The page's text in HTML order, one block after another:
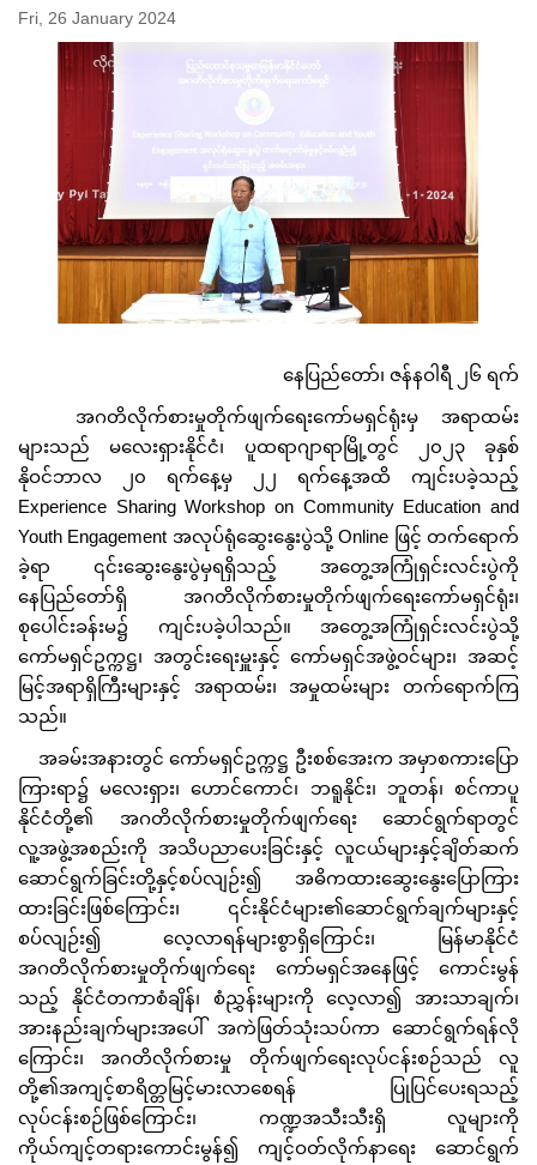
Fri, 26 January 2024
နေပြည်တော်၊ ဇန်နဝါရီ ၂၆ ရက်
အဂတိလိုက်စားမှုတိုက်ဖျက်ရေးကော်မရှင်ရုံးမှ အရာထမ်း
များသည် မလေးရှားနိုင်ငံ၊ ပူထရာဂျာရာမြို့တွင် ၂၀၂၃ ခုနှစ်
နိုဝင်ဘာလ ၂၀ ရက်နေ့မှ ၂၂ ရက်နေ့အထိ ကျင်းပခဲ့သည့်
Experience Sharing Workshop on Community Education and
Youth Engagement အလုပ်ရုံဆွေးနွေးပွဲသို့ Online ဖြင့် တက်ရောက်
ခဲ့ရာ ၎င်းဆွေးနွေးပွဲမှရရှိသည့် အတွေ့အကြုံရှင်းလင်းပွဲကို
နေပြည်တော်ရှိ အဂတိလိုက်စားမှုတိုက်ဖျက်ရေးကော်မရှင်ရုံး၊
စုပေါင်းခန်းမ၌ ကျင်းပခဲ့ပါသည်။ အတွေ့အကြုံရှင်းလင်းပွဲသို့
ကော်မရှင်ဥက္ကဋ္ဌ၊ အတွင်းရေးမှူးနှင့် ကော်မရှင်အဖွဲ့ဝင်များ၊ အဆင့်
မြင့်အရာရှိကြီးများနှင့် အရာထမ်း၊ အမှုထမ်းများ တက်ရောက်ကြ
သည်။
အခမ်းအနားတွင် ကော်မရှင်ဥက္ကဋ္ဌ ဦးစစ်အေးက အမှာစကားပြော
ကြားရာ၌ မလေးရှား၊ ဟောင်ကောင်၊ ဘရူနိုင်း၊ ဘူတန်၊ စင်ကာပူ
နိုင်ငံတို့၏ အဂတိလိုက်စားမှုတိုက်ဖျက်ရေး ဆောင်ရွက်ရာတွင်
လူ့အဖွဲ့အစည်းကို အသိပညာပေးခြင်းနှင့် လူငယ်များနှင့်ချိတ်ဆက်
ဆောင်ရွက်ခြင်းတို့နှင့်စပ်လျဉ်း၍ အဓိကထားဆွေးနွေးပြောကြား
ထားခြင်းဖြစ်ကြောင်း၊ ၎င်းနိုင်ငံများ၏ဆောင်ရွက်ချက်များနှင့်
စပ်လျဉ်း၍ လေ့လာရန်များစွာရှိကြောင်း၊ မြန်မာနိုင်ငံ
အဂတိလိုက်စားမှုတိုက်ဖျက်ရေး ကော်မရှင်အနေဖြင့် ကောင်းမွန်
သည့် နိုင်ငံတကာစံချိန်၊ စံညွှန်းများကို လေ့လာ၍ အားသာချက်၊
အားနည်းချက်များအပေါ် အကဲဖြတ်သုံးသပ်ကာ ဆောင်ရွက်ရန်လို
ကြောင်း၊ အဂတိလိုက်စားမှု တိုက်ဖျက်ရေးလုပ်ငန်းစဉ်သည် လူ
တို့၏အကျင့်စာရိတ္တမြင့်မားလာစေရန် ပြုပြင်ပေးရသည့်
လုပ်ငန်းစဉ်ဖြစ်ကြောင်း၊ ကဏ္ဍအသီးသီးရှိ လူများကို
ကိုယ်ကျင့်တရားကောင်းမွန်၍ ကျင့်ဝတ်လိုက်နာရေး ဆောင်ရွက်